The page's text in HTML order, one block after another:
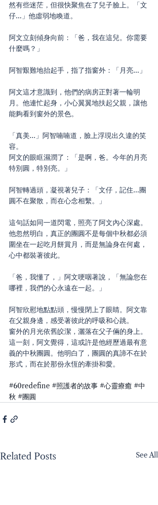
然有些迷茫，但很快聚焦在了兒子臉上。「文
仔...」他虛弱地喚道。
阿文立刻傾身向前：「爸，我在這兒。你需要
什麼嗎？」
阿智艱難地抬起手，指了指窗外：「月亮...」
阿文這才意識到，他們的病房正對著一輪明
月。他連忙起身，小心翼翼地扶起父親，讓他
能夠看到窗外的景色。
「真美...」阿智喃喃道，臉上浮現出久違的笑
容。
阿文的眼眶濕潤了：「是啊，爸。今年的月亮
特別圓，特別亮。」
阿智轉過頭，凝視著兒子：「文仔，記住...團
圓不在聚散，而在心念相繫。」
這句話如同一道閃電，照亮了阿文內心深處。
他忽然明白，真正的團圓不是每個中秋都必須
圍坐在一起吃月餅賞月，而是無論身在何處，
心中都裝著彼此。
「爸，我懂了，」阿文哽咽著說，「無論您在
哪裡，我們的心永遠在一起。」
阿智欣慰地點點頭，慢慢閉上了眼睛。阿文靠
在父親身邊，感受著彼此的呼吸和心跳。
窗外的月光依舊皎潔，灑落在父子倆的身上。
這一刻，阿文覺得，這或許是他經歷過最有意
義的中秋團圓。他明白了，團圓的真諦不在於
形式，而在於那份永恆的牽掛和愛。
#60redefine #照護者的故事 #心靈療癒 #中
秋 #團圓
Related Posts See All